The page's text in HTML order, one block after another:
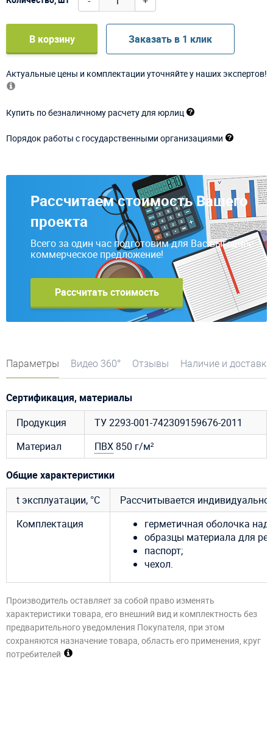
В корзину Заказать в 1 клик
Актуальные цены и комплектации уточняйте у наших экспертов!
Купить по безналичному расчету для юрлиц
Порядок работы с государственными организациями
Рассчитаем стоимость Вашего
проекта
Всего за один час подготовим для Вас выгодное
коммерческое предложение!
Рассчитать стоимость
Параметры Видео 360° Отзывы Наличие и доставка
Сертификация, материалы
Продукция
ТУ 2293-001-742309159676-2011
Материал
ПВХ 850 г/м²
Общие характеристики
t эксплуатации, °C
Рассчитывается индивидуально
Комплектация
герметичная оболочка
образцы материала для
паспорт;
чехол.
Производитель оставляет за собой право изменять
характеристики товара, его внешний вид и комплектность без
предварительного уведомления Покупателя, при этом
сохраняются назначение товара, область его применения, круг
потребителей